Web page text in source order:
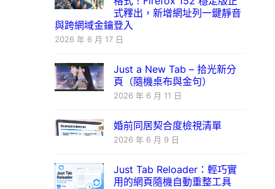
式釋出，新增網址列一鍵靜音
與跨網域金鑰登入
2026 年 6 月 17 日
Just a New Tab – 拾光新分
頁（隨機桌布與金句）
2026 年 6 月 11 日
婚前同居契合度檢視清單
2026 年 6 月 9 日
Just Tab Reloader：輕巧實
用的網頁隨機自動重整工具